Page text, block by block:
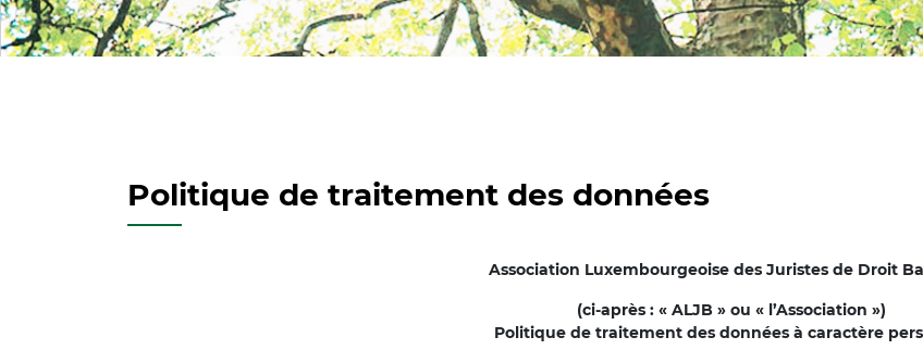
Politique de traitement des données
Association Luxembourgeoise des Juristes de Droit
(ci-après : « ALJB » ou « l’Association »)
Politique de traitement des données à caractère